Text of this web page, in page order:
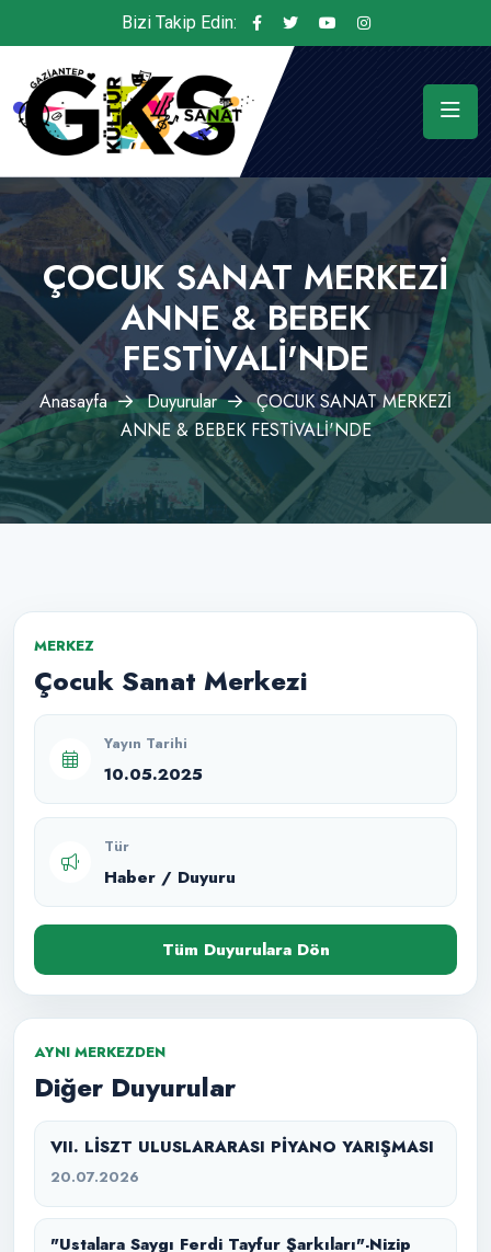
Bizi Takip Edin:
ÇOCUK SANAT MERKEZİ
ANNE & BEBEK
FESTİVALİ'NDE
Anasayfa Duyurular
ÇOCUK SANAT MERKEZİ
ANNE & BEBEK FESTİVALİ'NDE
MERKEZ
Çocuk Sanat Merkezi
Yayın Tarihi
10.05.2025
Tür
Haber / Duyuru
Tüm Duyurulara Dön
AYNI MERKEZDEN
Diğer Duyurular
VII. LİSZT ULUSLARARASI PİYANO YARIŞMASI
20.07.2026
"Ustalara Saygı Ferdi Tayfur Şarkıları"-Nizip